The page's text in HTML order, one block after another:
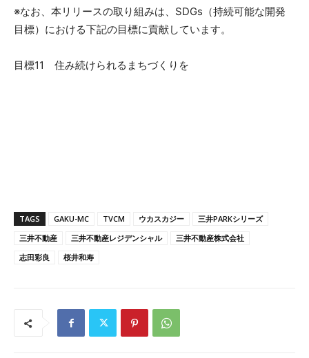
※なお、本リリースの取り組みは、SDGs（持続可能な開発
目標）における下記の目標に貢献しています。
目標11 住み続けられるまちづくりを
TAGS GAKU-MC TVCM ウカスカジー
三井PARKシリーズ
三井不動産
三井不動産レジデンシャル
三井不動産株式会社
志田彩良
桜井和寿